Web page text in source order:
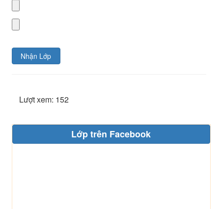
Nhận Lớp
Lượt xem: 152
Lớp trên Facebook